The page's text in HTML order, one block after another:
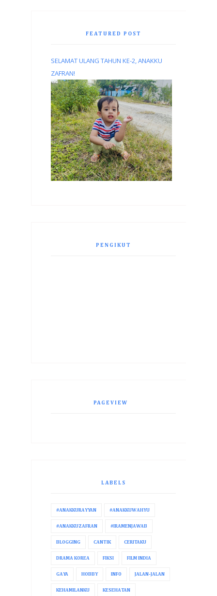
FEATURED POST
SELAMAT ULANG TAHUN KE-2, ANAKKU
ZAFRAN!
PENGIKUT
PAGEVIEW
LABELS
#ANAKKURAYYAN #ANAKKUWAHYU
#ANAKKUZAFRAN #IRAMENJAWAB
BLOGGING CANTIK CERITAKU
DRAMA KOREA FIKSI FILM INDIA
GAYA HOBBY INFO JALAN-JALAN
KEHAMILANKU KESEHATAN